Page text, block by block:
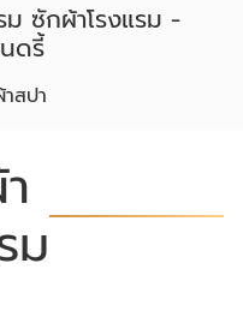
สปา
ซักผ้าโรงแรม -
ดรี้
ม